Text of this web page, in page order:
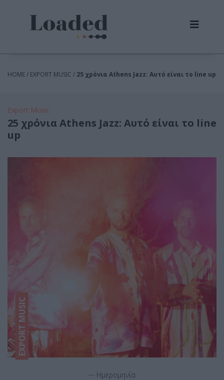
HOME / EXPORT MUSIC / 25 χρόνια Athens Jazz: Αυτό είναι το line up
Export Music
25 χρόνια Athens Jazz: Αυτό είναι το line
up
EXPORT MUSIC
Ημερομηνία